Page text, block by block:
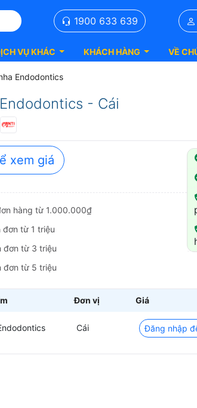
1900 633 639
VỤ KHÁC KHÁCH HÀNG VỀ
Endodontics
- Cái
xem giá
hàng từ 1.000.000₫
đơn từ 1 triệu
đơn từ 3 triệu
đơn từ 5 triệu
Đơn vị Giá
Cái Đăng nhập